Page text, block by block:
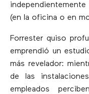
(en la oficina o en
Forrester quiso
emprendió un
más revelador:
de las
empleados